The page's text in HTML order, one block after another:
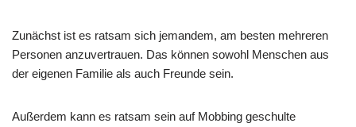
Zunächst ist es ratsam sich jemandem, am besten mehreren
Personen anzuvertrauen. Das können sowohl Menschen aus
der eigenen Familie als auch Freunde sein.
Außerdem kann es ratsam sein auf Mobbing geschulte